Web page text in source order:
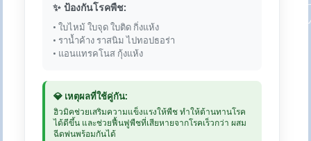
✨ ป้องกันโรคพืช:
• ใบไหม้ ใบจุด ใบติด กิ่งแห้ง
• ราน้ำค้าง ราสนิม ไปทอปธอร่า
• แอนแทรคโนส กุ้งแห้ง
💎 เหตุผลที่ใช้คู่กัน:
ฮิวมิคช่วยเสริมความแข็งแรงให้พืช ทำให้ต้านทานโรค
ได้ดีขึ้น และช่วยฟื้นฟูพืชที่เสียหายจากโรคเร็วกว่า ผสม
ฉีดพ่นพร้อมกันได้